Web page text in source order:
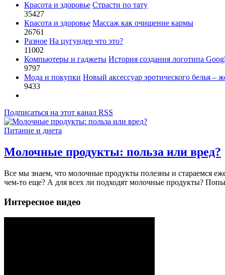
Красота и здоровье Страсти по тату
35427
Красота и здоровье Массаж как очищение кармы
26761
Разное На цугундер что это?
11002
Компьютеры и гаджеты История создания логотипа
9797
Мода и покупки Новый аксессуар эротического белья –
9433
Подписаться на этот канал RSS
Питание и диета
Молочные продукты: польза или вред?
Все мы знаем, что молочные продукты полезны и стараемся
чем-то еще? А для всех ли подходят молочные продукты?
Интересное видео